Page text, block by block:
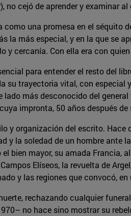
no cejó de aprender y examinar
como una promesa en el
la más especial, y en la que se
y cercanía. Con ella era con
para entender el resto del
su trayectoria vital, con especial
lado más desconocido del
impronta, 50 años después
y organización del escrito.
y la soledad de un hombre ante
bien mayor, su amada
Elíseos, la revuelta de
y las regiones que convocó,
rechazando cualquier
no hace sino mostrar su